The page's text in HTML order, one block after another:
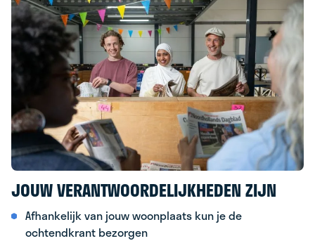
JOUW VERANTWOORDELIJKHEDEN ZIJN
Afhankelijk van jouw woonplaats kun je de
ochtendkrant bezorgen